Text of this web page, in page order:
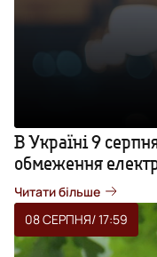
В Україні 9
обмеження
Читати більше
08 СЕРПНЯ/ 17:59